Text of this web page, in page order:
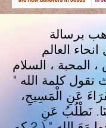
برسالة
العالم
المحبة ، السلام
تقول كلمة الله "
عَنِ الْمَسِيحِ،
نَطْلُبُ عَنِ